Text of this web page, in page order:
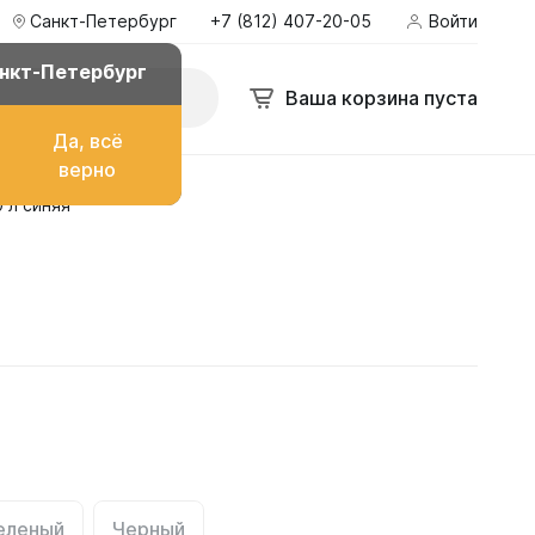
Санкт-Петербург
Петербург
Да, всё
верно
+7 (812) 407-20-05 Войти
Ваша корзина пуста
топлива
л синяя
Черный